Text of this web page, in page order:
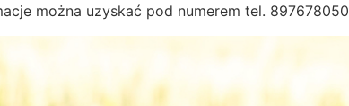
można uzyskać pod numerem tel. 897678050